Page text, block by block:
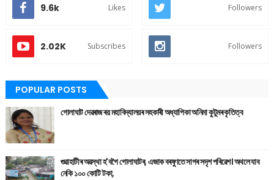
9.6k Likes Followers
2.02K Subscribes Followers
POPULAR POSTS
গোলাঘাট দেৱৰাজ ৰয় মহাবিদ্যালয়ৰ সহকাৰী অধ্যাপিকা অনিমা কুটুমৰ কৃতিত্ব
গুৱাহাটীৰ অৱস্থা হ'বগৈ গোলাঘাটৰ, এজাক বৰষুণতে সাগৰ সদৃশ পৰিৱেশ। অথলে যাব
নেকি ১০০ কোটি টকা,